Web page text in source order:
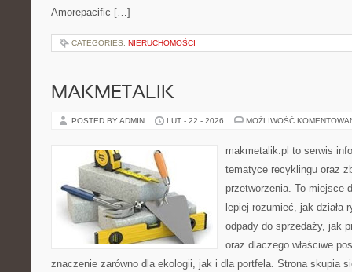
Amorepacific […]
CATEGORIES: NIERUCHOMOŚCI
MAKMETALIK
POSTED BY ADMIN LUT - 22 - 2026 MOŻLIWOŚĆ
makmetalik.pl to serwis
tematyce recyklingu oraz
przetworzenia. To miejsce
lepiej rozumieć, jak działa
odpady do sprzedaży, jak
oraz dlaczego właściwe
znaczenie zarówno dla ekologii, jak i dla portfela. Strona skupia